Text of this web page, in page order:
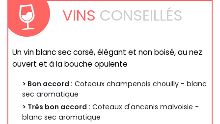
VINS CONSEILLÉS
Un vin blanc sec corsé, élégant et non boisé, au nez
ouvert et à la bouche opulente
> Bon accord : Coteaux champenois chouilly - blanc
sec aromatique
> Très bon accord : Coteaux d'ancenis malvoisie -
blanc sec aromatique